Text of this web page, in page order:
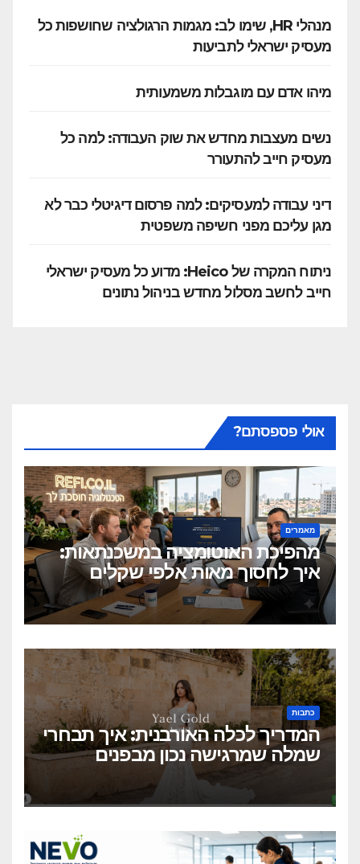
מנהלי HR, שימו לב: מגמות הרגולציה שחושפות כל
מעסיק ישראלי לתביעות
מיהו אדם עם מוגבלות משמעותית
נשים מעצבות מחדש את שוק העבודה: למה כל
מעסיק חייב להתעורר
דיני עבודה למעסיקים: למה פרסום דיגיטלי כבר לא
מגן עליכם מפני חשיפה משפטית
ניתוח המקרה של Heico: מדוע כל מעסיק ישראלי
חייב לחשב מסלול מחדש בניהול נתונים
אולי פספסתם?
מאמרים
מהפיכת האוטומציה במשכנתאות:
איך לחסוך מאות אלפי שקלים
בלחיצת כפתור?
כתבות
המדריך לכלה האורבנית: איך תבחרי
שמלה שמרגישה נכון מבפנים
ונראית מושלם מבחוץ?